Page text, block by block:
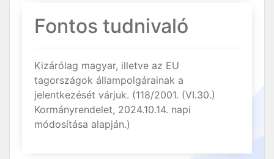
Fontos tudnivaló
Kizárólag magyar, illetve az EU
tagországok állampolgárainak a
jelentkezését várjuk. (118/2001. (VI.30.)
Kormányrendelet, 2024.10.14. napi
módosítása alapján.)